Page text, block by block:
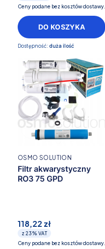
Ceny podane bez kosztów dostawy.
DO KOSZYKA
Dostępność: duża ilość
Filtr akwarystyczny
RO3 75 GPD
OSMO SOLUTION
118,22 zł
z 23% VAT
Ceny podane bez kosztów dostawy.